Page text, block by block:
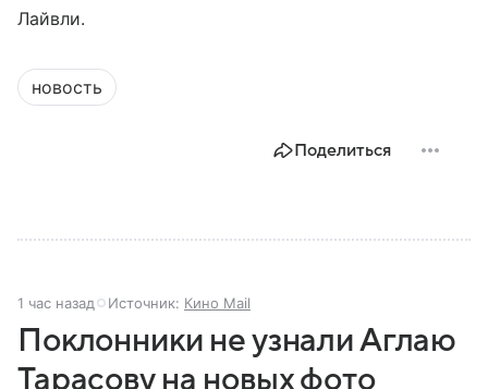
Лайвли.
новость
Поделиться
1 час назад Источник: Кино Mail
Поклонники не узнали Аглаю
Тарасову на новых фото